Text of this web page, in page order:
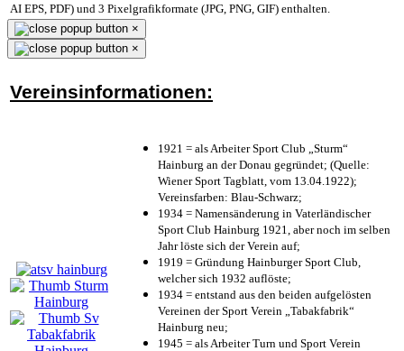
AI EPS, PDF) und 3 Pixelgrafikformate (JPG, PNG, GIF) enthalten.
×
×
Vereinsinformationen:
1921 = als Arbeiter Sport Club „Sturm“
Hainburg an der Donau gegründet; (Quelle:
Wiener Sport Tagblatt, vom 13.04.1922);
Vereinsfarben: Blau-Schwarz;
1934 = Namensänderung in Vaterländischer
Sport Club Hainburg 1921, aber noch im selben
Jahr löste sich der Verein auf;
1919 = Gründung Hainburger Sport Club,
welcher sich 1932 auflöste;
1934 = entstand aus den beiden aufgelösten
Vereinen der Sport Verein „Tabakfabrik“
Hainburg neu;
1945 = als Arbeiter Turn und Sport Verein